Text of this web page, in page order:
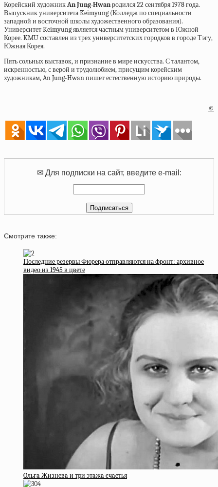
Корейский художникAn Jung-Hwanродился 22 сентября 1978 года.
Выпускник университета Keimyung (Колледж по специальности
западной и восточной школы художественного образования).
Университет Keimyung является частным университетом в Южной
Корее. KMU составлен из трех университетских городков в городе Тэгу,
Южная Корея.
Пять сольных выставок, и признание в мире искусства. С талантом,
искренностью, с верой и трудолюбием, присущим корейским
художникам, An Jung-Hwan пишет естественную историю природы.
©
✉ Для подписки на сайт, введите e-mail:
Смотрите также:
Последние резервы Фюрера отправляются на фронт: архивное
видео из 1945 в цвете
Oльгa Жизнeвa и тpи этaжa cчacтья